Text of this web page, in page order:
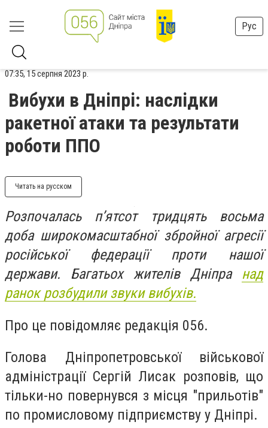
Рус
07:35, 15 серпня 2023 р.
Вибухи в Дніпрі: наслідки
ракетної атаки та результати
роботи ППО
Читать на русском
Розпочалась п’ятсот тридцять восьма
доба широкомасштабної збройної агресії
російської федерації проти нашої
держави. Багатьох жителів Дніпра над
ранок розбудили звуки вибухів.
Про це повідомляє редакція 056.
Голова Дніпропетровської військової
адміністрації Сергій Лисак розповів, що
тільки-но повернувся з місця "прильотів"
по промисловому підприємству у Дніпрі.